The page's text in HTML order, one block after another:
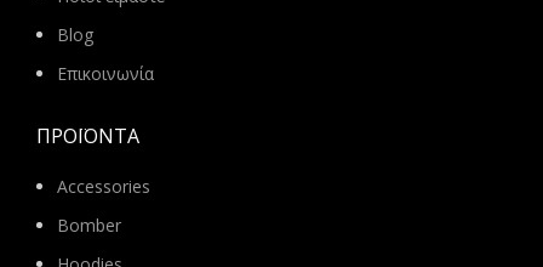
Blog
Επικοινωνία
ΠΡΟΪΌΝΤΑ
Accessories
Bomber